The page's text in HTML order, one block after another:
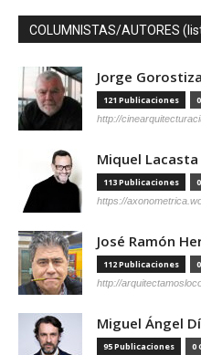
COLUMNISTAS/AUTORES
Jorge Gorostiza
121 Publicaciones
http://
Miquel
113 Publicaciones
https://
José Ramón
112 Publicaciones
http://
Miguel Ángel
95 Publicaciones 0